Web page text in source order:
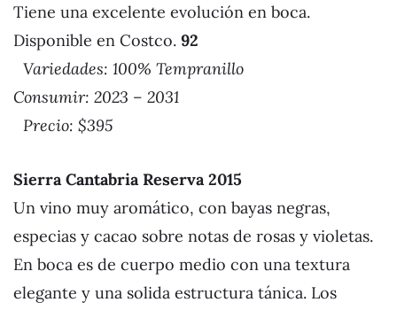
Tiene una excelente evolución en boca.
Disponible en Costco. 92
Variedades: 100% Tempranillo
Consumir: 2023 – 2031
Precio: $395
Sierra Cantabria Reserva 2015
Un vino muy aromático, con bayas negras,
especias y cacao sobre notas de rosas y violetas.
En boca es de cuerpo medio con una textura
elegante y una solida estructura tánica. Los